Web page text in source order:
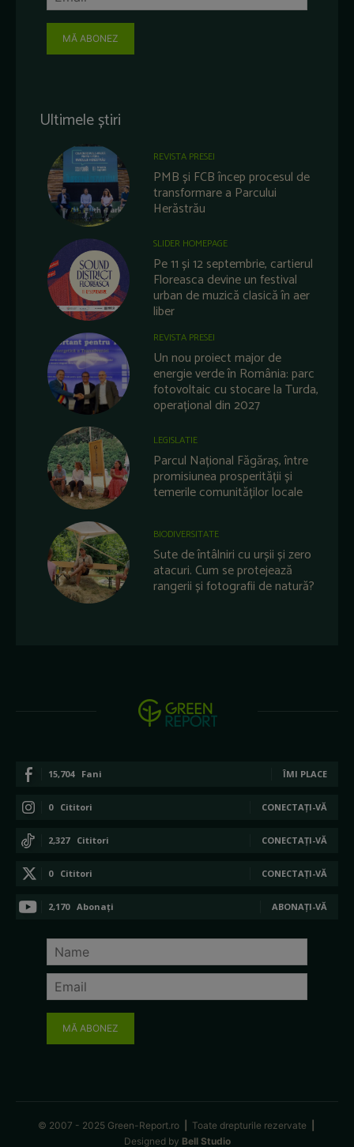
MĂ ABONEZ
Ultimele știri
REVISTA PRESEI
PMB și FCB încep procesul de
transformare a Parcului
Herăstrău
SLIDER HOMEPAGE
Pe 11 și 12 septembrie, cartierul
Floreasca devine un festival
urban de muzică clasică în aer
liber
REVISTA PRESEI
Un nou proiect major de
energie verde în România: parc
fotovoltaic cu stocare la Turda,
operațional din 2027
LEGISLATIE
Parcul Național Făgăraș, între
promisiunea prosperității și
temerile comunităților locale
BIODIVERSITATE
Sute de întâlniri cu urșii și zero
atacuri. Cum se protejează
rangerii și fotografii de natură?
15,704 Fani ÎMI PLACE
0 Cititori CONECTAȚI-VĂ
2,327 Cititori CONECTAȚI-VĂ
0 Cititori CONECTAȚI-VĂ
2,170 Abonați ABONAȚI-VĂ
MĂ ABONEZ
© 2007 - 2025 Green-Report.ro Toate drepturile rezervate
Designed by Bell Studio